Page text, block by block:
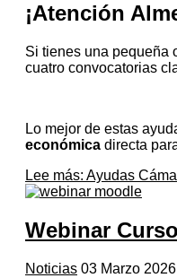
¡Atención
Si tienes una pequeña
cuatro convocatorias
Lo mejor de estas
económica directa
Lee más: Ayudas
Webinar
Noticias 03 Marzo 2026